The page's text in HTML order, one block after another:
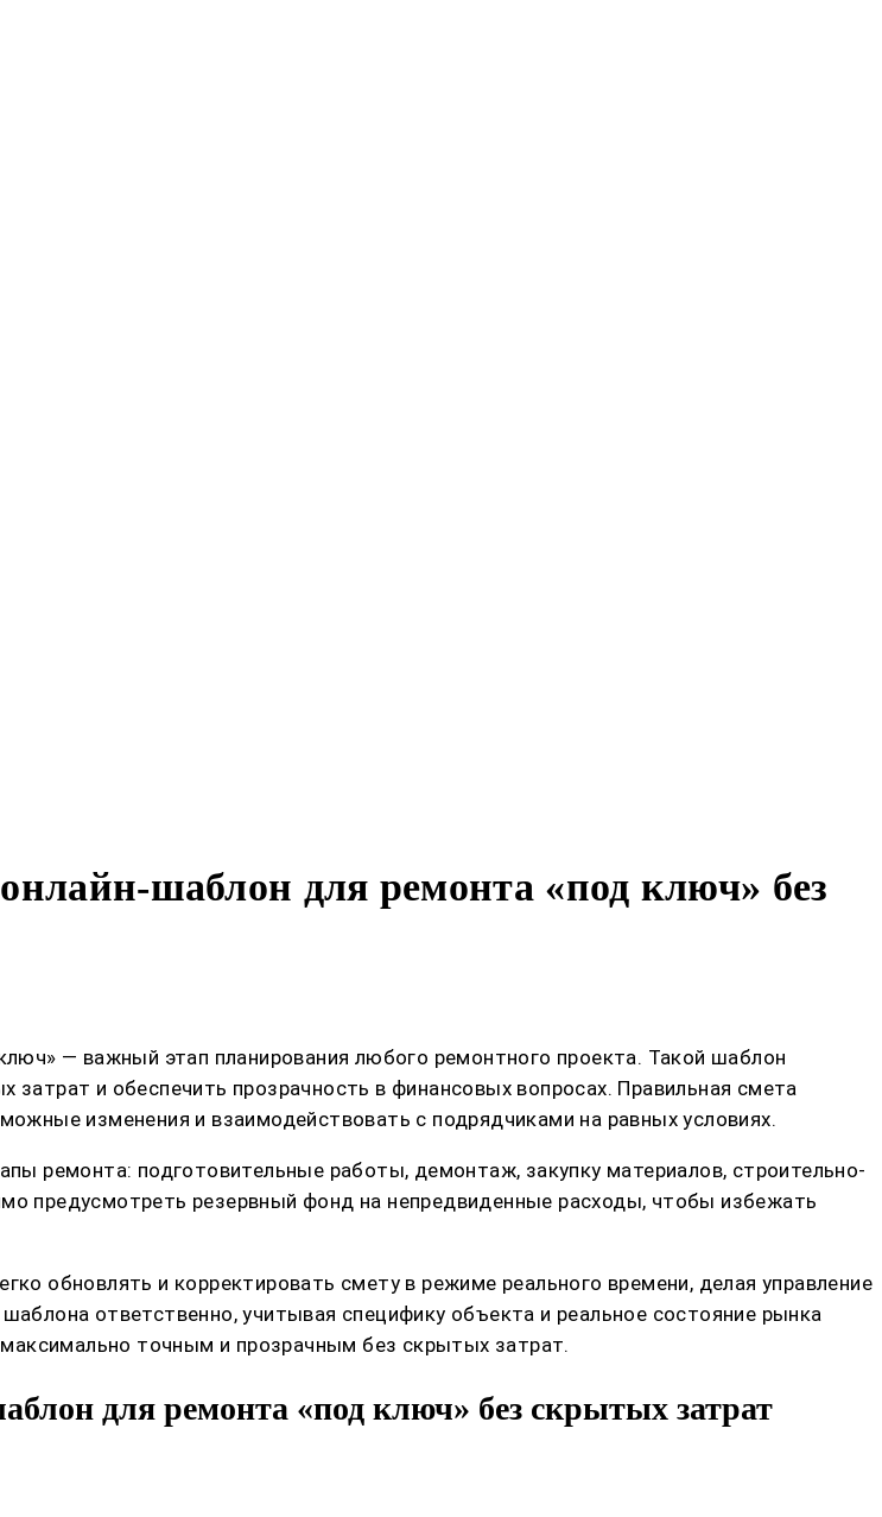
шаблон для ремонта «под ключ» без
— важный этап планирования любого ремонтного проекта. Такой шаблон
и обеспечить прозрачность в финансовых вопросах. Правильная смета
изменения и взаимодействовать с подрядчиками на равных условиях.
ремонта: подготовительные работы, демонтаж, закупку материалов, строительно-
предусмотреть резервный фонд на непредвиденные расходы, чтобы избежать
обновлять и корректировать смету в режиме реального времени, делая управление
ответственно, учитывая специфику объекта и реальное состояние рынка
точным и прозрачным без скрытых затрат.
для ремонта «под ключ» без скрытых затрат